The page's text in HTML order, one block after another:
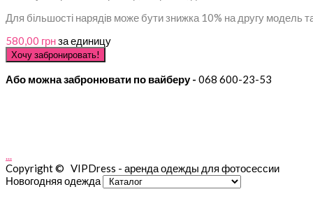
Для більшості нарядів може бути знижка 10% на другу модель
580,00 грнза единицу
Або можна забронювати по вайберу - 068 600-23-53
...
Copyright © VIPDress - аренда одежды для фотосессии
Новогодняя одежда